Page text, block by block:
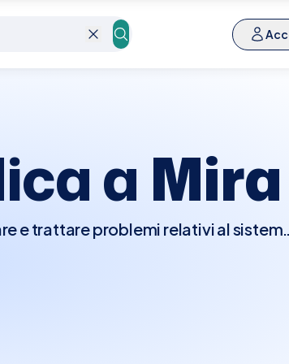
a Mira
e trattare problemi relativi al sistema
di schiena e altre condizioni che